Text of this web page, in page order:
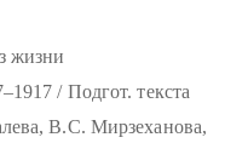
жизни
/ Подгот. текста
В.С. Мирзеханова,